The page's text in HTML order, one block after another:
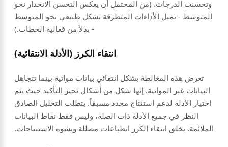
وتحسنت الدرجات. (من المحتمل أن يعكس التحسن الانحدار نحو
المتوسط - تميل الأداءات المتطرفة بشكل طبيعي نحو المتوسط
- بدلاً من فعالية الخطاب.)
انتقاء الكرز (الأدلة الانتقائية)
تعرض هذه المغالطة بشكل انتقائي بيانات مواتية بينما تتجاهل
البيانات غير المواتية. إنها شكل من أشكال تحيز التأكيد حيث يتم
اختيار الأدلة لدعم استنتاج محدد مسبقاً. يتطلب التحليل الصادق
النظر في جميع الأدلة ذات الصلة، وليس فقط نقاط البيانات
الملائمة. يخلق انتقاء الكرز انطباعات مضللة ويشوه الاستنتاجات.